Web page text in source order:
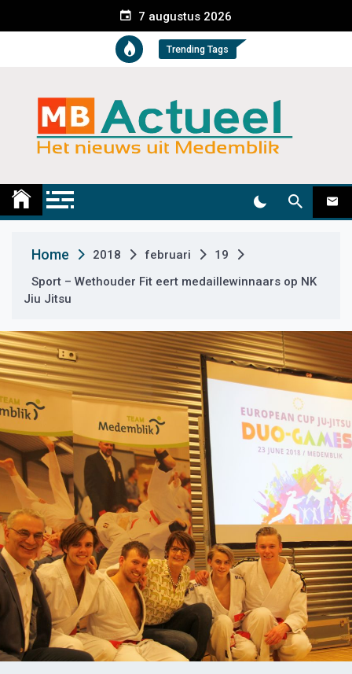
e
t
7 augustus 2026
Trending Tags
Medemblik Actueel
Home 2018 februari
19
Sport – Wethouder Fit eert medaillewinnaars op NK
Jiu Jitsu